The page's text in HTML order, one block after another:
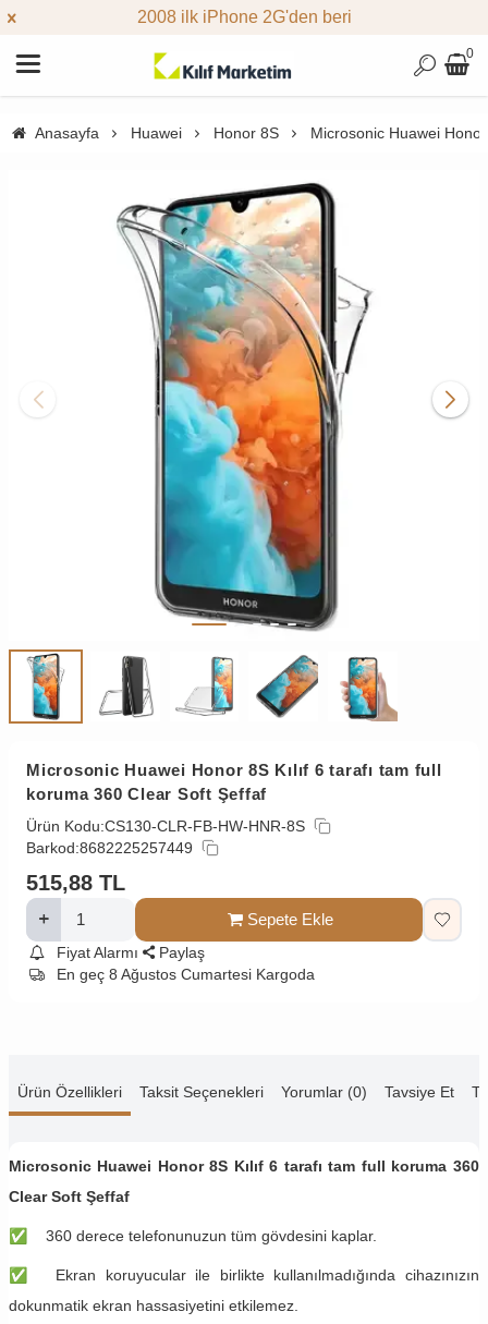
2008 ilk iPhone 2G'den beri
0
Anasayfa Huawei Honor 8S Microsonic Huawei
Microsonic Huawei Honor 8S Kılıf 6 tarafı tam full
koruma 360 Clear Soft Şeffaf
Ürün Kodu:CS130-CLR-FB-HW-HNR-8S
Barkod:8682225257449
515,88 TL
Sepete Ekle
Fiyat Alarmı
Paylaş
En geç 8 Ağustos Cumartesi Kargoda
Ürün Özellikleri Taksit Seçenekleri Yorumlar (0) Tavsiye Et
Microsonic Huawei Honor 8S Kılıf 6 tarafı tam full koruma 360
Clear Soft Şeffaf
✅ 360 derece telefonunuzun tüm gövdesini kaplar.
✅ Ekran koruyucular ile birlikte kullanılmadığında cihazınızın
dokunmatik ekran hassasiyetini etkilemez.